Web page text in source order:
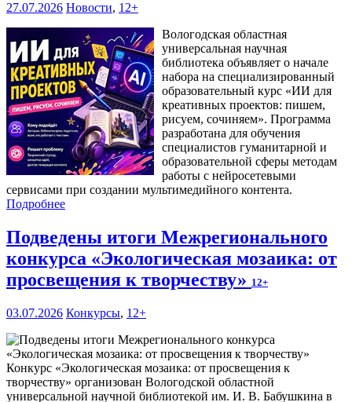
27.07.2026 Новости, 12+
Вологодская областная
универсальная научная
библиотека объявляет о начале
набора на специализированный
образовательный курс «ИИ для
креативных проектов: пишем,
рисуем, сочиняем». Программа
разработана для обучения
специалистов гуманитарной и
образовательной сферы методам
работы с нейросетевыми
сервисами при создании мультимедийного контента.
Подробнее
Подведены итоги Межрегионального
конкурса «Экологическая мозаика: от
просвещения к творчеству» 12+
03.07.2026 Конкурсы, 12+
Конкурс «Экологическая мозаика: от просвещения к
творчеству» организован Вологодской областной
универсальной научной библиотекой им. И. В. Бабушкина в